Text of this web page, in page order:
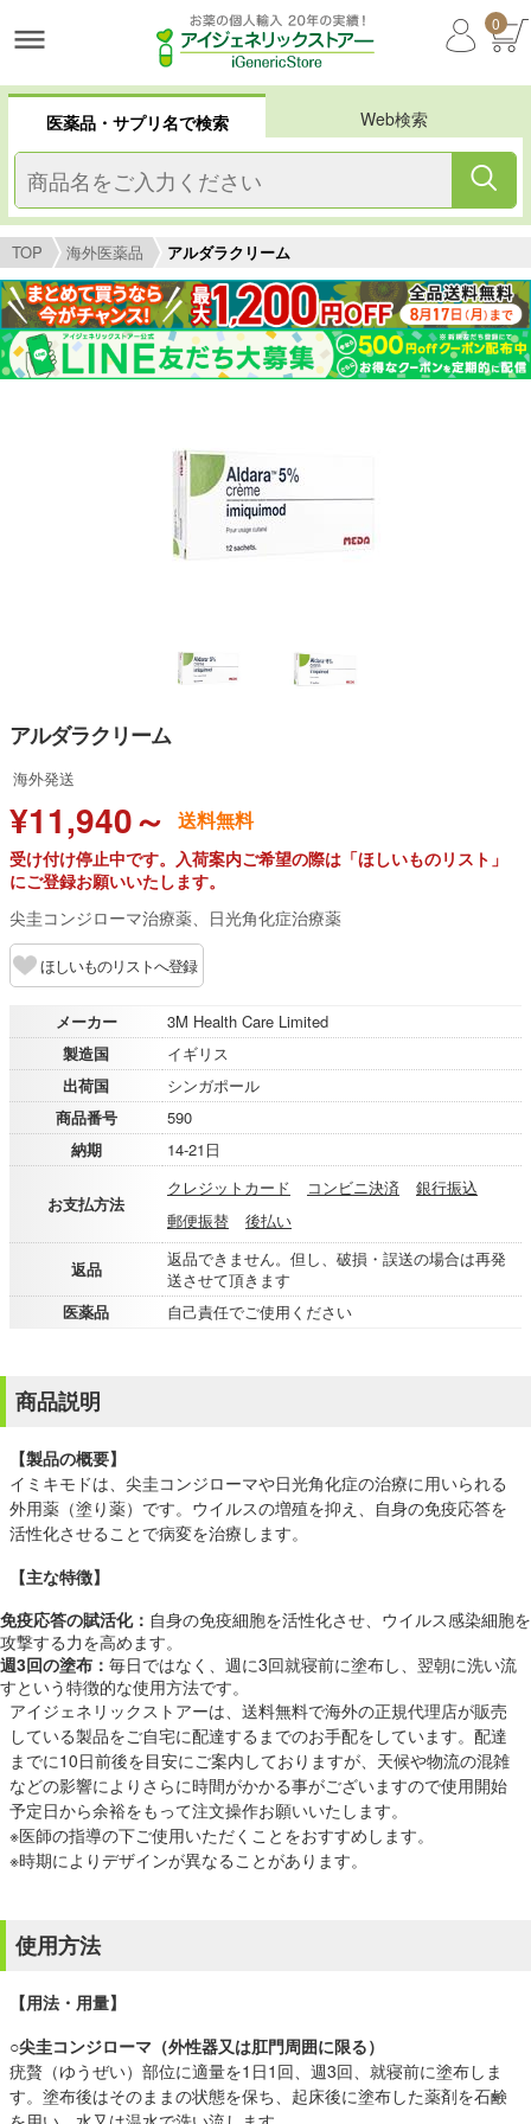
0
医薬品・サプリ名で検索 Web検索
TOP 海外医薬品 アルダラクリーム
アルダラクリーム
海外発送
¥11,940～ 送料無料
受け付け停止中です。入荷案内ご希望の際は「ほしいものリスト」
にご登録お願いいたします。
尖圭コンジローマ治療薬、日光角化症治療薬
ほしいものリストへ登録
メーカー
3M Health Care Limited
製造国
イギリス
出荷国
シンガポール
商品番号
590
納期
14-21日
お支払方法
クレジットカード コンビニ決済
銀行振込
郵便振替
後払い
返品
返品できません。但し、破損・誤送の場合は再発
送させて頂きます
医薬品
自己責任でご使用ください
商品説明
【製品の概要】
イミキモドは、尖圭コンジローマや日光角化症の治療に用いられる
外用薬（塗り薬）です。ウイルスの増殖を抑え、自身の免疫応答を
活性化させることで病変を治療します。
【主な特徴】
免疫応答の賦活化： 自身の免疫細胞を活性化させ、ウイルス感染細胞を
攻撃する力を高めます。
週3回の塗布： 毎日ではなく、週に3回就寝前に塗布し、翌朝に洗い流
すという特徴的な使用方法です。
アイジェネリックストアーは、送料無料で海外の正規代理店が販売
している製品をご自宅に配達するまでのお手配をしています。配達
までに10日前後を目安にご案内しておりますが、天候や物流の混雑
などの影響によりさらに時間がかかる事がございますので使用開始
予定日から余裕をもって注文操作お願いいたします。
※医師の指導の下ご使用いただくことをおすすめします。
※時期によりデザインが異なることがあります。
使用方法
【用法・用量】
○尖圭コンジローマ（外性器又は肛門周囲に限る）
疣贅（ゆうぜい）部位に適量を1日1回、週3回、就寝前に塗布しま
す。塗布後はそのままの状態を保ち、起床後に塗布した薬剤を石鹸